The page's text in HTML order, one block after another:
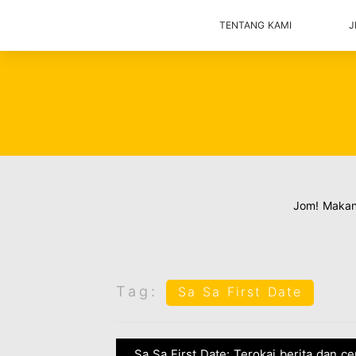
TENTANG KAMI
Jom!
Tag: Sa Sa First Date